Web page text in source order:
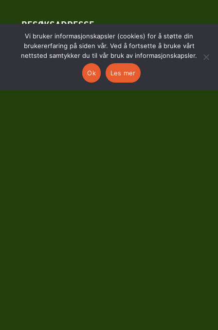
BESØKSADRESSE
Hostvedtveien 130
3618 Skollenborg
Vi bruker informasjonskapsler (cookies) for å støtte din
brukererfaring på siden vår. Ved å fortsette å bruke vårt
nettsted samtykker du til vår bruk av informasjonskapsler.
Ok Les mer